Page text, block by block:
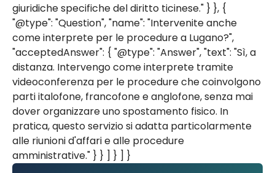
giuridiche specifiche del diritto ticinese." } }, {
"@type": "Question", "name": "Intervenite anche
come interprete per le procedure a Lugano?",
"acceptedAnswer": { "@type": "Answer", "text": "Sì, a
distanza. Intervengo come interprete tramite
videoconferenza per le procedure che coinvolgono
parti italofone, francofone e anglofone, senza mai
dover organizzare uno spostamento fisico. In
pratica, questo servizio si adatta particolarmente
alle riunioni d'affari e alle procedure
amministrative." } } ] } ] }